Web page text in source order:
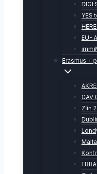
DIGI
YES
EU-
Erasmus +
GAV
Zlín 2
Malta
ERBA